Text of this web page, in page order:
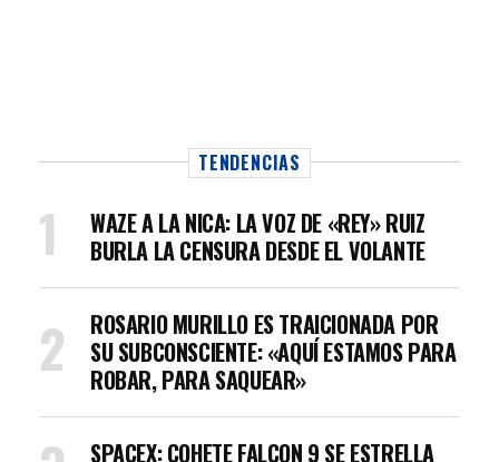
TENDENCIAS
WAZE A LA NICA: LA VOZ DE «REY» RUIZ
BURLA LA CENSURA DESDE EL VOLANTE
ROSARIO MURILLO ES TRAICIONADA POR
SU SUBCONSCIENTE: «AQUÍ ESTAMOS PARA
ROBAR, PARA SAQUEAR»
SPACEX: COHETE FALCON 9 SE ESTRELLA